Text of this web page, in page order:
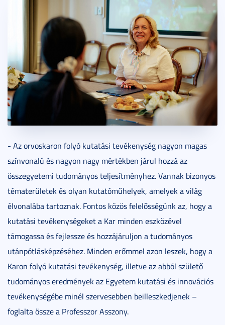
- Az orvoskaron folyó kutatási tevékenység nagyon magas
színvonalú és nagyon nagy mértékben járul hozzá az
összegyetemi tudományos teljesítményhez. Vannak bizonyos
tématerületek és olyan kutatóműhelyek, amelyek a világ
élvonalába tartoznak. Fontos közös felelősségünk az, hogy a
kutatási tevékenységeket a Kar minden eszközével
támogassa és fejlessze és hozzájáruljon a tudományos
utánpótlásképzéséhez. Minden erőmmel azon leszek, hogy a
Karon folyó kutatási tevékenység, illetve az abból születő
tudományos eredmények az Egyetem kutatási és innovációs
tevékenységébe minél szervesebben beilleszkedjenek –
foglalta össze a Professzor Asszony.